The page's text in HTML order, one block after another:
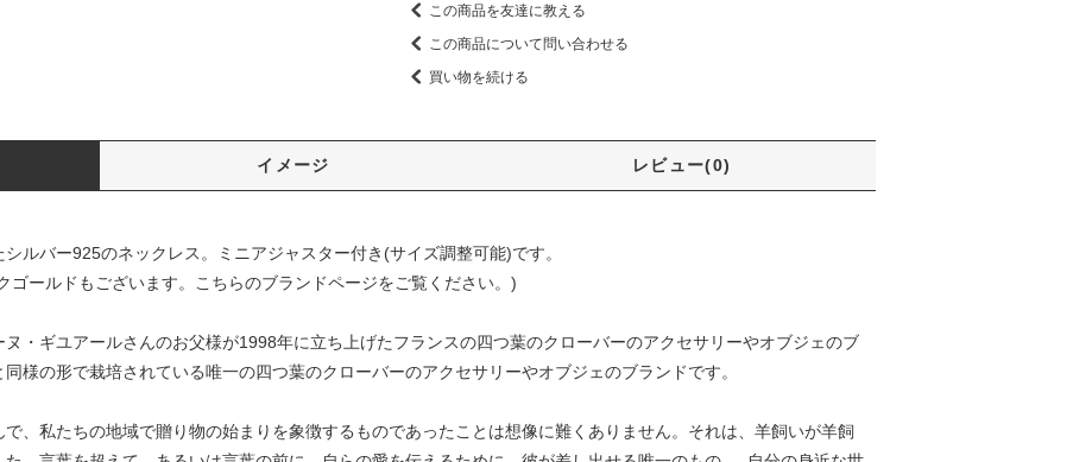
この商品を友達に教える
この商品について問い合わせる
買い物を続ける
イメージ レビュー(0)
ルバー925のネックレス。ミニアジャスター付き(サイズ調整可能)です。
ールドもございます。
こちらのブランドページをご覧ください。)
・ギユアールさんのお父様が1998年に立ち上げたフランスの四つ葉のクローバーのアクセサリーやオブジェのブ
様の形で栽培されている唯一の四つ葉のクローバーのアクセサリーやオブジェのブランドです。
で、私たちの地域で贈り物の始まりを象徴するものであったことは想像に難くありません。それは、羊飼いが羊飼